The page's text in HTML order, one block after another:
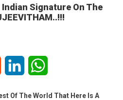
Indian Signature On The
Reddit LinkedIn
Of The World That Here Is A